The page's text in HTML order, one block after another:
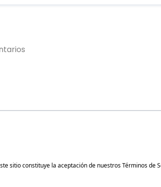
sitio constituye la aceptación de nuestrosTérminos de